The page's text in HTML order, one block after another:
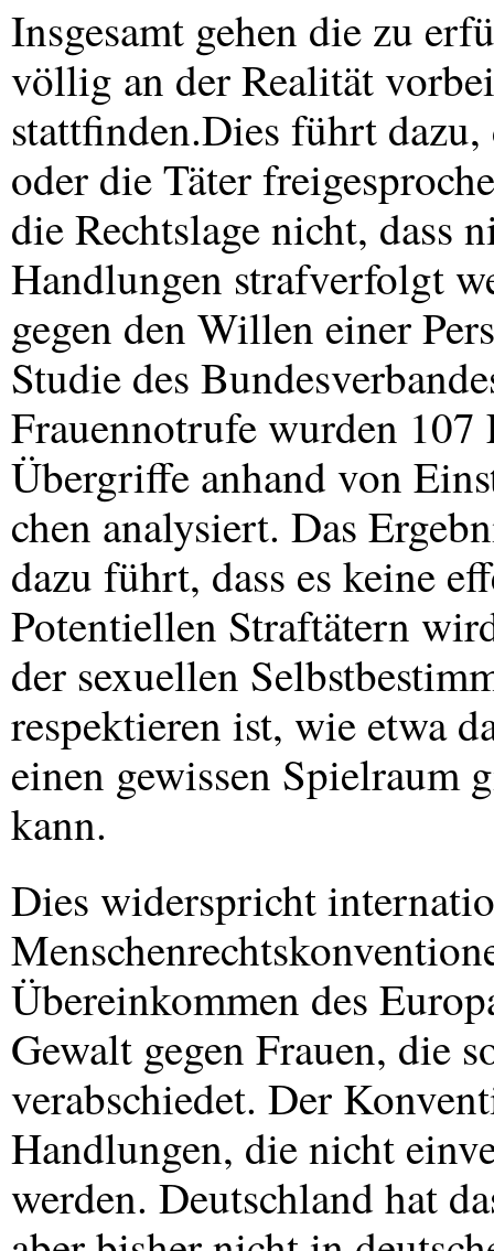
Insgesamt gehen die zu
völlig an der Realität
stattfinden.Dies führt
oder die Täter
die Rechtslage nicht, dass
Handlungen strafverfolgt
gegen den Willen einer
Studie des
Frauennotrufe wurden 107
Übergriffe anhand von
chen analysiert. Das
dazu führt, dass es keine
Potentiellen Straftätern
der sexuellen
respektieren ist, wie etwa
einen gewissen Spielraum
kann.
Dies widerspricht
Übereinkommen des
Gewalt gegen Frauen, die
verabschiedet. Der
Handlungen, die nicht
werden. Deutschland hat